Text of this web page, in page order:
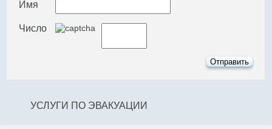
Имя
Число
УСЛУГИ ПО ЭВАКУАЦИИ